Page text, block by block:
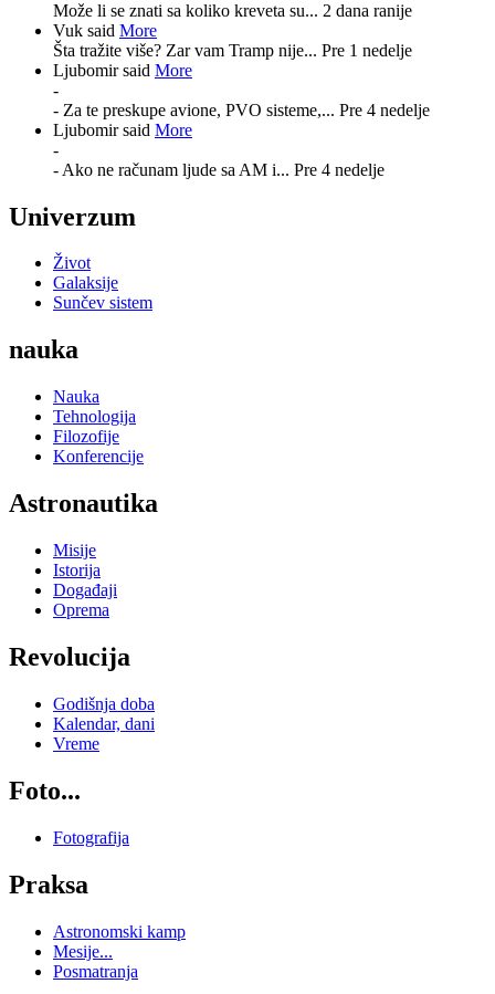
Može li se znati sa koliko kreveta su... 2 dana ranije
Vuk said More
Šta tražite više? Zar vam Tramp nije... Pre 1 nedelje
Ljubomir said More
-
- Za te preskupe avione, PVO sisteme,... Pre 4 nedelje
Ljubomir said More
-
- Ako ne računam ljude sa AM i... Pre 4 nedelje
Univerzum
Život
Galaksije
Sunčev sistem
nauka
Nauka
Tehnologija
Filozofije
Konferencije
Astronautika
Misije
Istorija
Događaji
Oprema
Revolucija
Godišnja doba
Kalendar, dani
Vreme
Foto...
Fotografija
Praksa
Astronomski kamp
Mesije...
Posmatranja